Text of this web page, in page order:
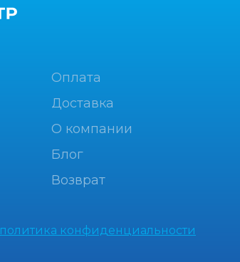
политика конфиденциальности
Оплата
Доставка
О компании
Блог
Возврат